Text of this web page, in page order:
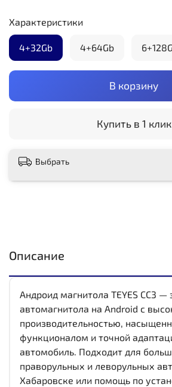
В корзину
Купить в 1 клик
Характеристики
4+32Gb 4+64Gb
Выбрать
Описание
Андроид магнитола TEYES CC3
автомагнитола на Android с
производительностью,
функционалом и точной
автомобиль. Подходит для
праворульных и леворульных
Хабаровске или помощь по